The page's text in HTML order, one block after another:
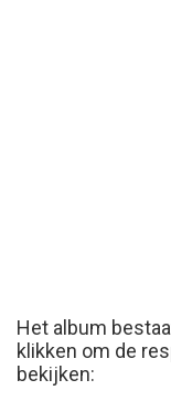
Het album
klikken om de
bekijken: